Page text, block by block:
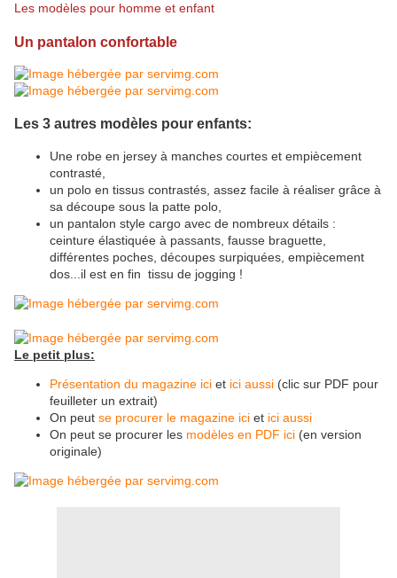
Les modèles pour homme et enfant
Un pantalon confortable
Les 3 autres modèles pour enfants:
Une robe en jersey à manches courtes et empiècement
contrasté,
un polo en tissus contrastés, assez facile à réaliser grâce à
sa découpe sous la patte polo,
un pantalon style cargo avec de nombreux détails :
ceinture élastiquée à passants, fausse braguette,
différentes poches, découpes surpiquées, empiècement
dos...il est en fin tissu de jogging !
Le petit plus:
Présentation du magazine ici et ici aussi (clic sur PDF pour
feuilleter un extrait)
On peut se procurer le magazine ici et ici aussi
On peut se procurer les modèles en PDF ici (en version
originale)